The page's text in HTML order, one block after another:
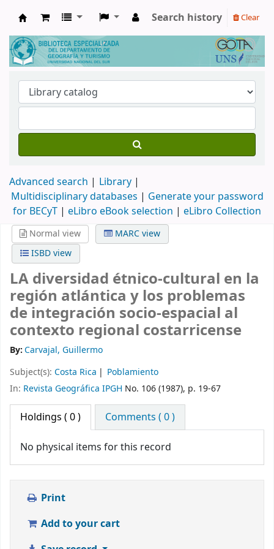
Biblioteca de Geografía y Turismo
Search history Clear
Advanced search
Library
Multidisciplinary databases | Generate your password
for BECyT | eLibro eBook selection | eLibro Collection
Normal view
MARC view
ISBD view
LA diversidad étnico-cultural en la
región atlántica y los problemas
de integración socio-espacial al
contexto regional costarricense
By:Carvajal, Guillermo
Subject(s): Costa Rica
Poblamiento
In: Revista Geográfica IPGH No. 106 (1987), p. 19-67
Holdings ( 0 ) Comments ( 0 )
No physical items for this record
Print
Add to your cart